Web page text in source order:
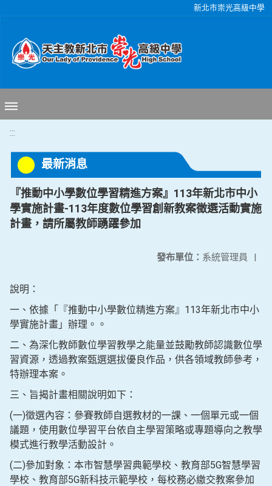
新北市崇光高級中學
:::
最新消息
『推動中小學數位學習精進方案』113年新北市中小
學實施計畫-113年度數位學習創新教案徵選活動實施
計畫，請所屬教師踴躍參加
發布單位： 系統管理員 |
說明：
一、依據「『推動中小學數位精進方案』113年新北市中小
學實施計畫」辦理。。
二、為深化教師數位學習教學之能量並鼓勵教師認識數位學
習資源，透過教案甄選選拔優良作品，供各領域教師參考，
特辦理本案。
三、旨揭計畫相關說明如下：
(一)徵選內容：參賽教師自選教材的一課、一個單元或一個
議題，使用數位學習平台依自主學習策略或專題導向之教學
模式進行教學活動設計。
(二)參加對象：本市智慧學習典範學校、教育部5G智慧學習
學校、教育部5G新科技示範學校，每校務必繳交教案參加